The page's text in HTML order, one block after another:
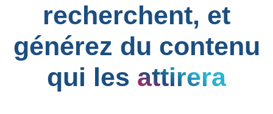
recherchent, et
générez du contenu
qui les attirera